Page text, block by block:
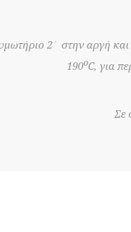
2΄ στην αργή
190οC, για
Σε